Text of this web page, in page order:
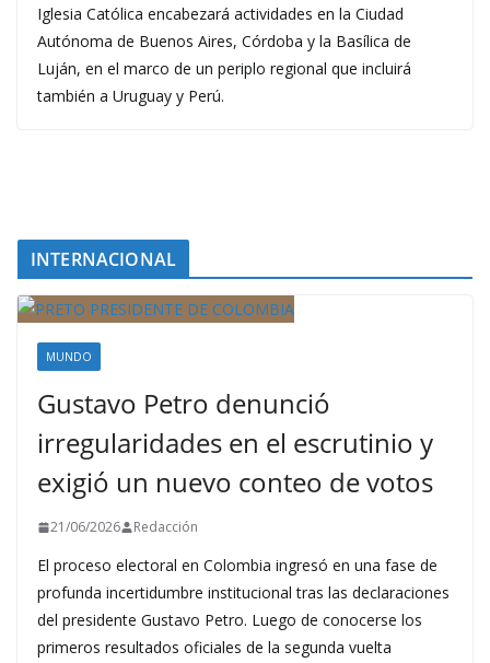
Iglesia Católica encabezará actividades en la Ciudad
Autónoma de Buenos Aires, Córdoba y la Basílica de
Luján, en el marco de un periplo regional que incluirá
también a Uruguay y Perú.
INTERNACIONAL
MUNDO
Gustavo Petro denunció
irregularidades en el escrutinio y
exigió un nuevo conteo de votos
21/06/2026 Redacción
El proceso electoral en Colombia ingresó en una fase de
profunda incertidumbre institucional tras las declaraciones
del presidente Gustavo Petro. Luego de conocerse los
primeros resultados oficiales de la segunda vuelta